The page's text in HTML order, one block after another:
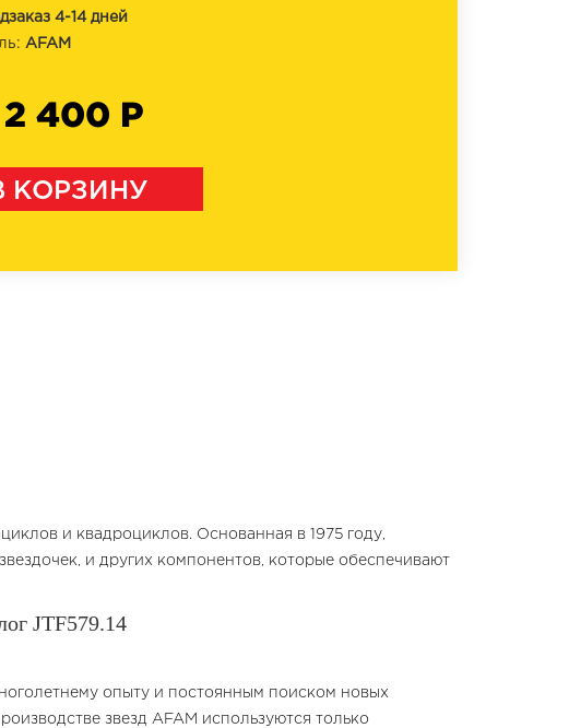
4-14 дней
AFAM
2 400 Р
КОРЗИНУ
и квадроциклов. Основанная в 1975 году,
и других компонентов, которые обеспечивают
JTF579.14
опыту и постоянным поиском новых
звезд AFAM используются только